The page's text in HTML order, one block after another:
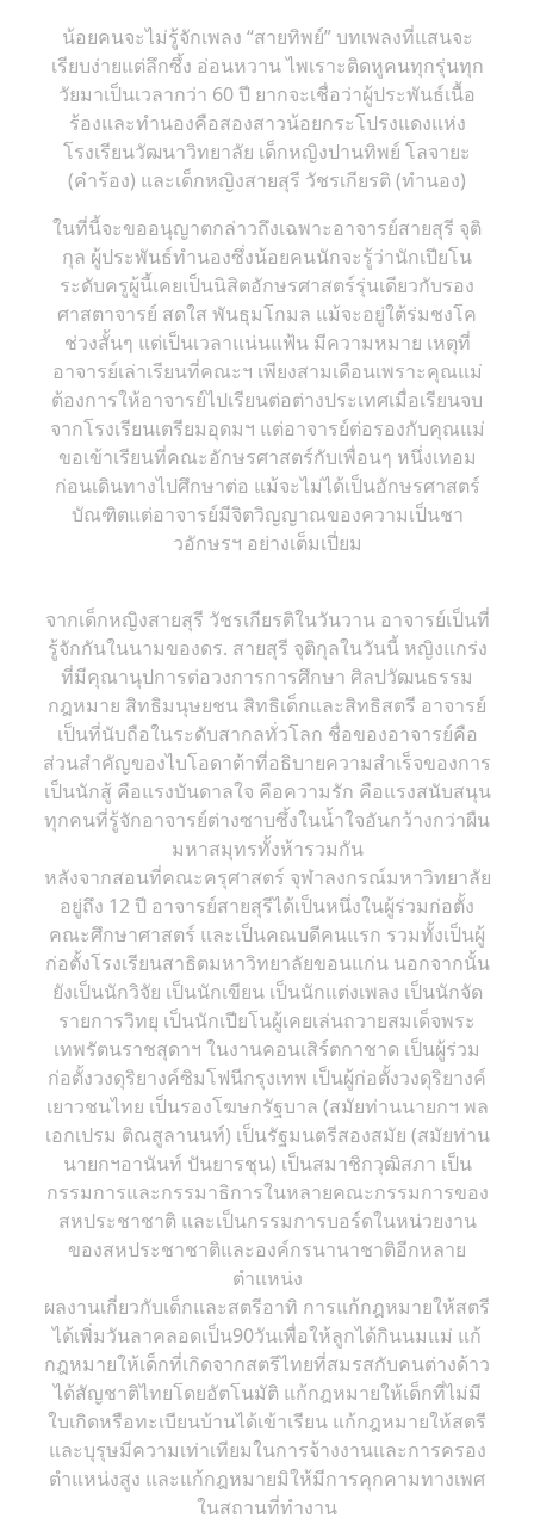
น้อยคนจะไม่รู้จักเพลง “สายทิพย์” บทเพลงที่แสนจะ
เรียบง่ายแต่ลึกซึ้ง อ่อนหวาน ไพเราะติดหูคนทุกรุ่นทุก
วัยมาเป็นเวลากว่า 60 ปี ยากจะเชื่อว่าผู้ประพันธ์เนื้อ
ร้องและทำนองคือสองสาวน้อยกระโปรงแดงแห่ง
โรงเรียนวัฒนาวิทยาลัย เด็กหญิงปานทิพย์ โลจายะ
(คำร้อง) และเด็กหญิงสายสุรี วัชรเกียรติ (ทำนอง)
ในที่นี้จะขออนุญาตกล่าวถึงเฉพาะอาจารย์สายสุรี จุติ
กุล ผู้ประพันธ์ทำนองซึ่งน้อยคนนักจะรู้ว่านักเปียโน
ระดับครูผู้นี้เคยเป็นนิสิตอักษรศาสตร์รุ่นเดียวกับรอง
ศาสตาจารย์ สดใส พันธุมโกมล แม้จะอยู่ใต้ร่มชงโค
ช่วงสั้นๆ แต่เป็นเวลาแน่นแฟ้น มีความหมาย เหตุที่
อาจารย์เล่าเรียนที่คณะฯ เพียงสามเดือนเพราะคุณแม่
ต้องการให้อาจารย์ไปเรียนต่อต่างประเทศเมื่อเรียนจบ
จากโรงเรียนเตรียมอุดมฯ แต่อาจารย์ต่อรองกับคุณแม่
ขอเข้าเรียนที่คณะอักษรศาสตร์กับเพื่อนๆ หนึ่งเทอม
ก่อนเดินทางไปศึกษาต่อ แม้จะไม่ได้เป็นอักษรศาสตร์
บัณฑิตแต่อาจารย์มีจิตวิญญาณของความเป็นชา
วอักษรฯ อย่างเต็มเปี่ยม
จากเด็กหญิงสายสุรี วัชรเกียรติในวันวาน อาจารย์เป็นที่
รู้จักกันในนามของดร. สายสุรี จุติกุลในวันนี้ หญิงแกร่ง
ที่มีคุณานุปการต่อวงการการศึกษา ศิลปวัฒนธรรม
กฎหมาย สิทธิมนุษยชน สิทธิเด็กและสิทธิสตรี อาจารย์
เป็นที่นับถือในระดับสากลทั่วโลก ชื่อของอาจารย์คือ
ส่วนสำคัญของไบโอดาต้าที่อธิบายความสำเร็จของการ
เป็นนักสู้ คือแรงบันดาลใจ คือความรัก คือแรงสนับสนุน
ทุกคนที่รู้จักอาจารย์ต่างซาบซึ้งในน้ำใจอันกว้างกว่าผืน
มหาสมุทรทั้งห้ารวมกัน
หลังจากสอนที่คณะครุศาสตร์ จุฬาลงกรณ์มหาวิทยาลัย
อยู่ถึง 12 ปี อาจารย์สายสุรีได้เป็นหนึ่งในผู้ร่วมก่อตั้ง
คณะศึกษาศาสตร์ และเป็นคณบดีคนแรก รวมทั้งเป็นผู้
ก่อตั้งโรงเรียนสาธิตมหาวิทยาลัยขอนแก่น นอกจากนั้น
ยังเป็นนักวิจัย เป็นนักเขียน เป็นนักแต่งเพลง เป็นนักจัด
รายการวิทยุ เป็นนักเปียโนผู้เคยเล่นถวายสมเด็จพระ
เทพรัตนราชสุดาฯ ในงานคอนเสิร์ตกาชาด เป็นผู้ร่วม
ก่อตั้งวงดุริยางค์ซิมโฟนีกรุงเทพ เป็นผู้ก่อตั้งวงดุริยางค์
เยาวชนไทย เป็นรองโฆษกรัฐบาล (สมัยท่านนายกฯ พล
เอกเปรม ติณสูลานนท์) เป็นรัฐมนตรีสองสมัย (สมัยท่าน
นายกฯอานันท์ ปันยารชุน) เป็นสมาชิกวุฒิสภา เป็น
กรรมการและกรรมาธิการในหลายคณะกรรมการของ
สหประชาชาติ และเป็นกรรมการบอร์ดในหน่วยงาน
ของสหประชาชาติและองค์กรนานาชาติอีกหลาย
ตำแหน่ง
ผลงานเกี่ยวกับเด็กและสตรีอาทิ การแก้กฎหมายให้สตรี
ได้เพิ่มวันลาคลอดเป็น90วันเพื่อให้ลูกได้กินนมแม่ แก้
กฎหมายให้เด็กที่เกิดจากสตรีไทยที่สมรสกับคนต่างด้าว
ได้สัญชาติไทยโดยอัตโนมัติ แก้กฎหมายให้เด็กที่ไม่มี
ใบเกิดหรือทะเบียนบ้านได้เข้าเรียน แก้กฎหมายให้สตรี
และบุรุษมีความเท่าเทียมในการจ้างงานและการครอง
ตำแหน่งสูง และแก้กฎหมายมิให้มีการคุกคามทางเพศ
ในสถานที่ทำงาน